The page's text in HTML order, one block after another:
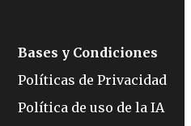
Bases y Condiciones
Políticas de Privacidad
Política de uso de la IA